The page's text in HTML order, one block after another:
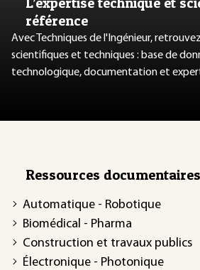
référence
Avec Techniques de l'Ingénieur,
scientifiques et techniques : base de
technologique, documentation et
Ressources documentaires
Automatique - Robotique
Biomédical - Pharma
Construction et travaux publics
Électronique - Photonique